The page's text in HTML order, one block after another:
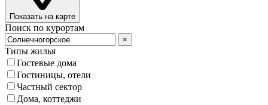
Показать на карте
Поиск по курортам
×
Типы жилья
Гостевые дома
Гостиницы, отели
Частный сектор
Дома, коттеджи